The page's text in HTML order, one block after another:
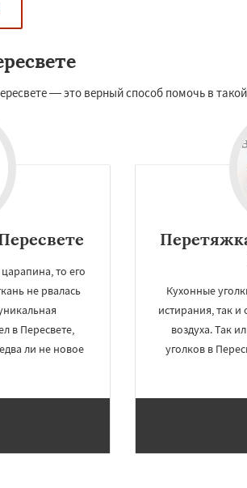
— это верный способ помочь в
то его
не рвалась
в Пересвете,
ли не новое
Кухонные
истирания, так и
воздуха. Так
уголков в